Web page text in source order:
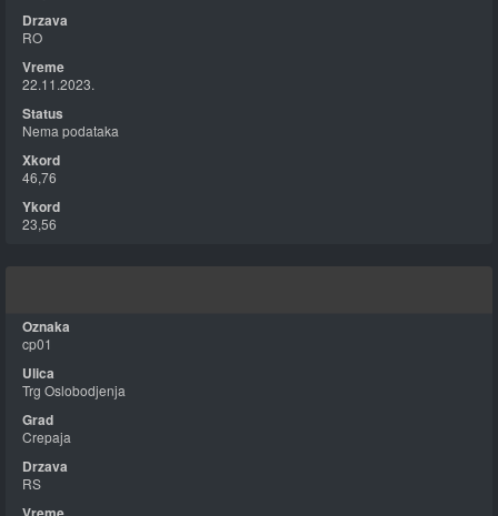
RO
22.11.2023.
Nema podataka
46,76
23,56
cp01
Trg Oslobodjenja
Crepaja
RS